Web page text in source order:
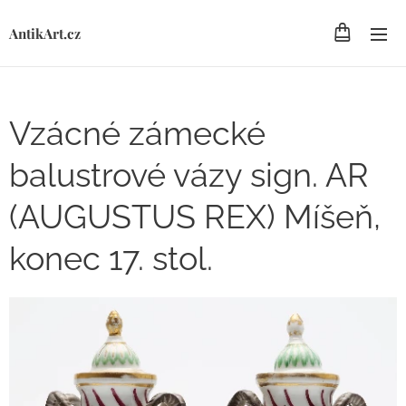
AntikArt.cz
Vzácné zámecké
balustrové vázy sign. AR
(AUGUSTUS REX) Míšeň,
konec 17. stol.